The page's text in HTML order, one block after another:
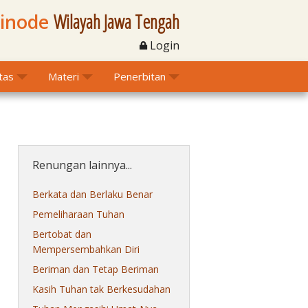
Wilayah Jawa Tengah
Login
Materi Penerbitan
Renungan lainnya...
Berkata dan Berlaku Benar
Pemeliharaan Tuhan
Bertobat dan
Mempersembahkan Diri
Beriman dan Tetap Beriman
Kasih Tuhan tak Berkesudahan